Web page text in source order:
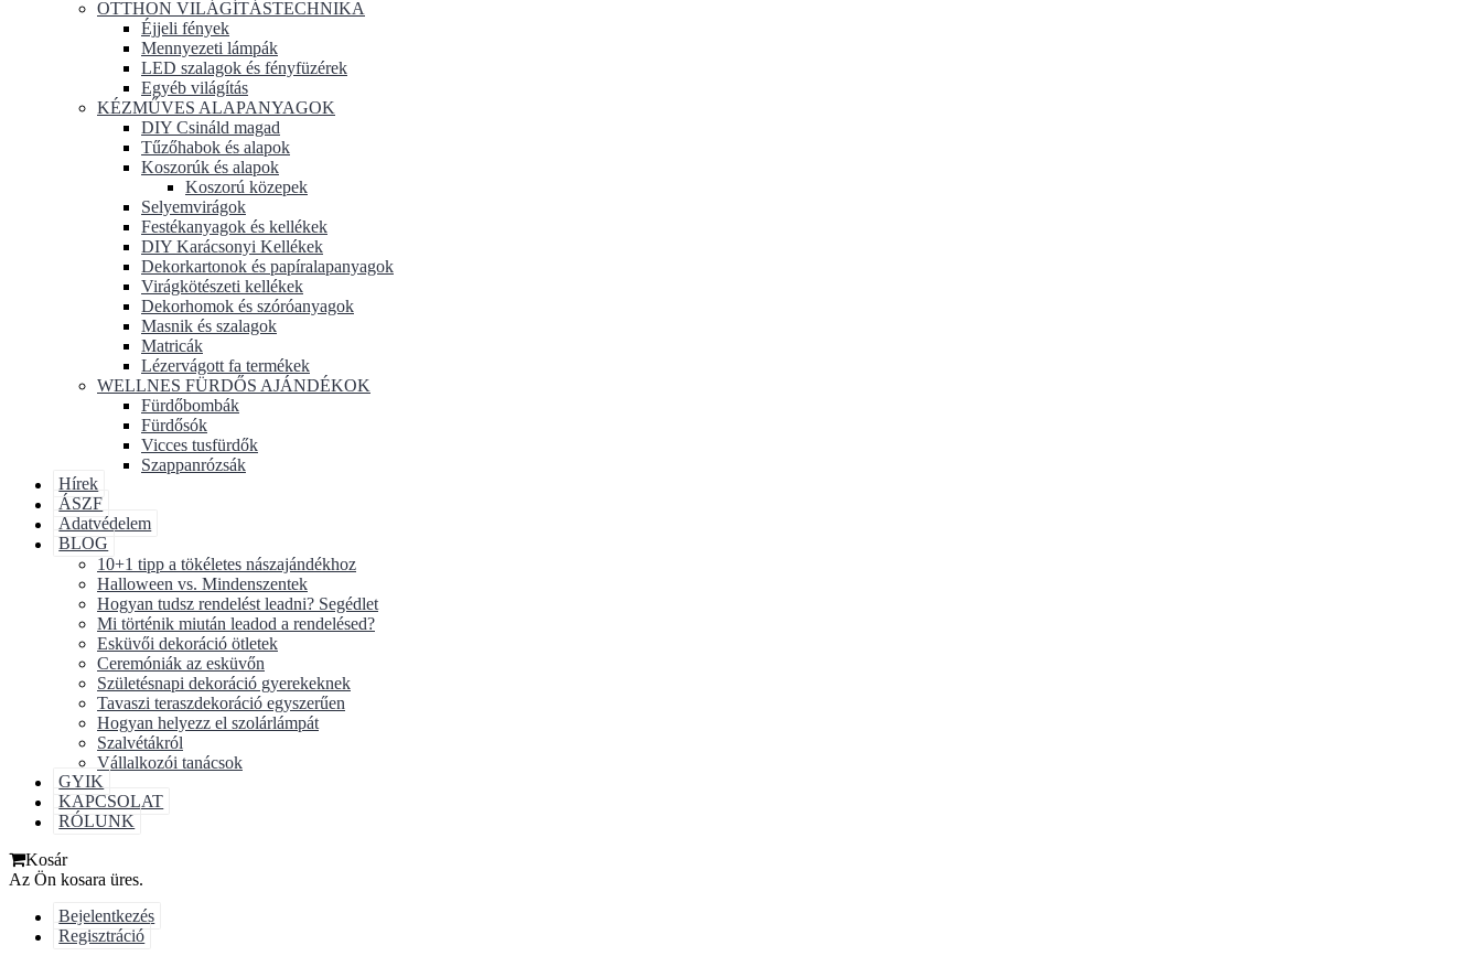
OTTHON VILÁGÍTÁSTECHNIKA
Éjjeli fények
Mennyezeti lámpák
LED szalagok és fényfüzérek
Egyéb világítás
KÉZMŰVES ALAPANYAGOK
DIY Csináld magad
Tűzőhabok és alapok
Koszorúk és alapok
Koszorú közepek
Selyemvirágok
Festékanyagok és kellékek
DIY Karácsonyi Kellékek
Dekorkartonok és papíralapanyagok
Virágkötészeti kellékek
Dekorhomok és szóróanyagok
Masnik és szalagok
Matricák
Lézervágott fa termékek
WELLNES FÜRDŐS AJÁNDÉKOK
Fürdőbombák
Fürdősók
Vicces tusfürdők
Szappanrózsák
Hírek
ÁSZF
Adatvédelem
BLOG
10+1 tipp a tökéletes nászajándékhoz
Halloween vs. Mindenszentek
Hogyan tudsz rendelést leadni? Segédlet
Mi történik miután leadod a rendelésed?
Esküvői dekoráció ötletek
Ceremóniák az esküvőn
Születésnapi dekoráció gyerekeknek
Tavaszi teraszdekoráció egyszerűen
Hogyan helyezz el szolárlámpát
Szalvétákról
Vállalkozói tanácsok
GYIK
KAPCSOLAT
RÓLUNK
Kosár
Az Ön kosara üres.
Bejelentkezés
Regisztráció